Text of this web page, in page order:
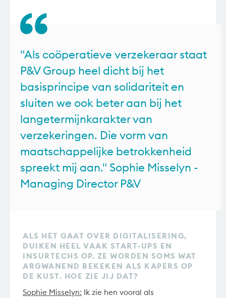
"Als coöperatieve verzekeraar staat
P&V Group heel dicht bij het
basisprincipe van solidariteit en
sluiten we ook beter aan bij het
langetermijnkarakter van
verzekeringen. Die vorm van
maatschappelijke betrokkenheid
spreekt mij aan." Sophie Misselyn -
Managing Director P&V
ALS HET GAAT OVER DIGITALISERING,
DUIKEN HEEL VAAK START-UPS EN
INSURTECHS OP. ZE WORDEN SOMS WAT
ARGWANEND BEKEKEN ALS KAPERS OP
DE KUST. HOE ZIE JIJ DAT?
Sophie Misselyn: Ik zie hen vooral als